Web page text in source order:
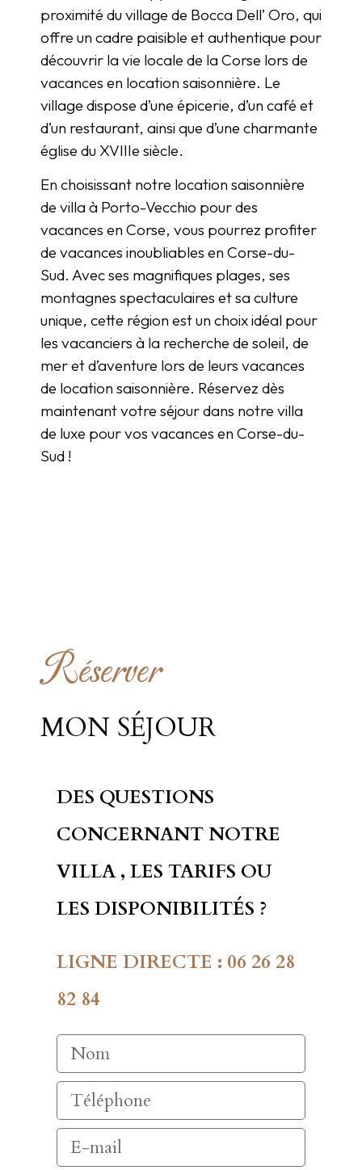
proximité du village de Bocca Dell’ Oro, qui
offre un cadre paisible et authentique pour
découvrir la vie locale de la Corse lors de
vacances en location saisonnière. Le
village dispose d’une épicerie, d’un café et
d’un restaurant, ainsi que d’une charmante
église du XVIIIe siècle.
En choisissant notre location saisonnière
de villa à Porto-Vecchio pour des
vacances en Corse, vous pourrez profiter
de vacances inoubliables en Corse-du-
Sud. Avec ses magnifiques plages, ses
montagnes spectaculaires et sa culture
unique, cette région est un choix idéal pour
les vacanciers à la recherche de soleil, de
mer et d’aventure lors de leurs vacances
de location saisonnière. Réservez dès
maintenant votre séjour dans notre villa
de luxe pour vos vacances en Corse-du-
Sud !
Réserver
MON SÉJOUR
DES QUESTIONS
CONCERNANT NOTRE
VILLA , LES TARIFS OU
LES DISPONIBILITÉS ?
LIGNE DIRECTE : 06 26 28
82 84